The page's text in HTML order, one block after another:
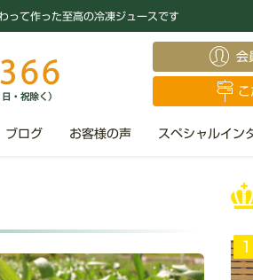
って作った至高の冷凍ジュースです
会
こ
ブログ お客様の声 スペシャルイン
1